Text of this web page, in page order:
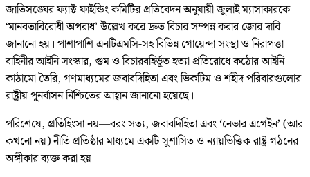
জাতিসঙ্ঘের ফ্যাক্ট ফাইন্ডিং কমিটির প্রতিবেদন অনুযায়ী জুলাই ম্যাসাকারকে
‘মানবতাবিরোধী অপরাধ’ উল্লেখ করে দ্রুত বিচার সম্পন্ন করার জোর দাবি
জানানো হয়। পাশাপাশি এনটিএমসি-সহ বিভিন্ন গোয়েন্দা সংস্থা ও নিরাপত্তা
বাহিনীর আইনি সংস্কার, গুম ও বিচারবহির্ভূত হত্যা প্রতিরোধে কঠোর আইনি
কাঠামো তৈরি, গণমাধ্যমের জবাবদিহিতা এবং ভিকটিম ও শহীদ পরিবারগুলোর
রাষ্ট্রীয় পুনর্বাসন নিশ্চিতের আহ্বান জানানো হয়েছে।
পরিশেষে, প্রতিহিংসা নয়—বরং সত্য, জবাবদিহিতা এবং ‘নেভার এগেইন’ (আর
কখনো নয়) নীতি প্রতিষ্ঠার মাধ্যমে একটি সুশাসিত ও ন্যায়ভিত্তিক রাষ্ট্র গঠনের
অঙ্গীকার ব্যক্ত করা হয়।